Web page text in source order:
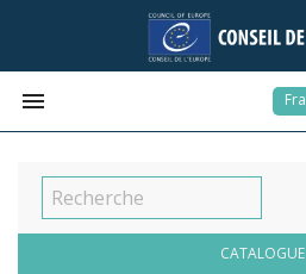

CATALOGUE